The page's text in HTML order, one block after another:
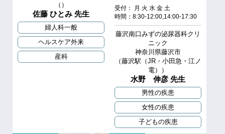
（）
佐藤 ひとみ 先生
婦人科一般
ヘルスケア外来
産科
受付： 月 火 水 金 土
時間：8:30-12:00,14:00-17:30
藤沢南口みずの泌尿器科クリ
ニック
神奈川県藤沢市
（藤沢駅（JR・小田急・江ノ
電））
水野 伸彦 先生
男性の疾患
女性の疾患
子どもの疾患